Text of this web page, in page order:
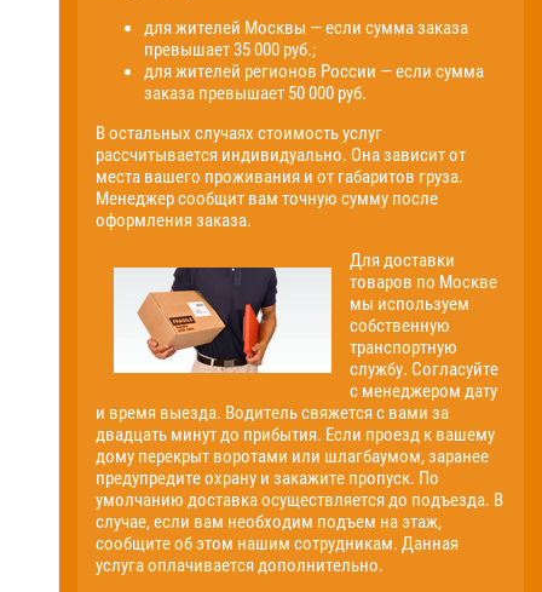
для жителей Москвы — если сумма заказа
превышает 35 000 руб.;
для жителей регионов России — если сумма
заказа превышает 50 000 руб.
В остальных случаях стоимость услуг
рассчитывается индивидуально. Она зависит от
места вашего проживания и от габаритов груза.
Менеджер сообщит вам точную сумму после
оформления заказа.
Для доставки
товаров по Москве
мы используем
собственную
транспортную
службу. Согласуйте
с менеджером дату
и время выезда. Водитель свяжется с вами за
двадцать минут до прибытия. Если проезд к вашему
дому перекрыт воротами или шлагбаумом, заранее
предупредите охрану и закажите пропуск. По
умолчанию доставка осуществляется до подъезда. В
случае, если вам необходим подъем на этаж,
сообщите об этом нашим сотрудникам. Данная
услуга оплачивается дополнительно.